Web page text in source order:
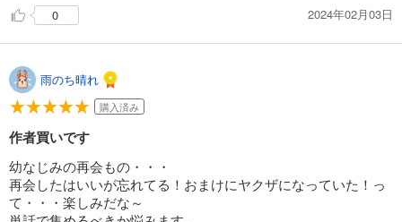
0 2024年02月03日
雨のち晴れ
購入済み
作者買いです
幼なじみの再会もの・・・
再会したはいいが忘れてる！おまけにヤクザになっていた！っ
て・・・楽しみだな～